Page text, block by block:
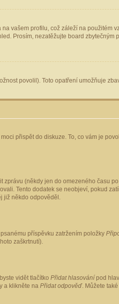
vašem profilu, což záleží na
Prosím, nezatěžujte board
povolil). Toto opatření umožňuje
přispět do diskuze. To, co vám je
(někdy jen do omezeného času
Tento dodatek se neobjeví, pokud
již někdo odpověděl.
příspěvku zatržením položky
zaškrtnutí).
vidět tlačítko Přidat hlasování pod
a klikněte na Přidat odpověď. Můžete